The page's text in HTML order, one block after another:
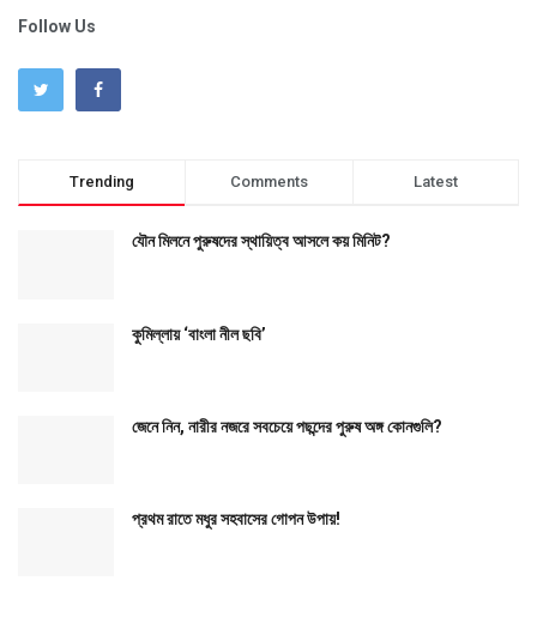
Follow Us
Trending Comments Latest
যৌন মিলনে পুরুষদের স্থায়িত্ব আসলে কয় মিনিট?
কুমিল্লায় ‘বাংলা নীল ছবি’
জেনে নিন, নারীর নজরে সবচেয়ে পছন্দের পুরুষ অঙ্গ কোনগুলি?
প্রথম রাতে মধুর সহবাসের গোপন উপায়!